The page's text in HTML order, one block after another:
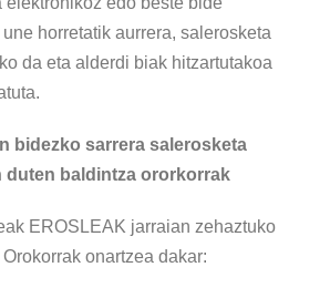
horretatik aurrera, salerosketa
da eta alderdi biak hitzartutakoa
bidezko sarrera salerosketa
duten baldintza ororkorrak
EROSLEAK jarraian zehaztuko
onartzea dakar: